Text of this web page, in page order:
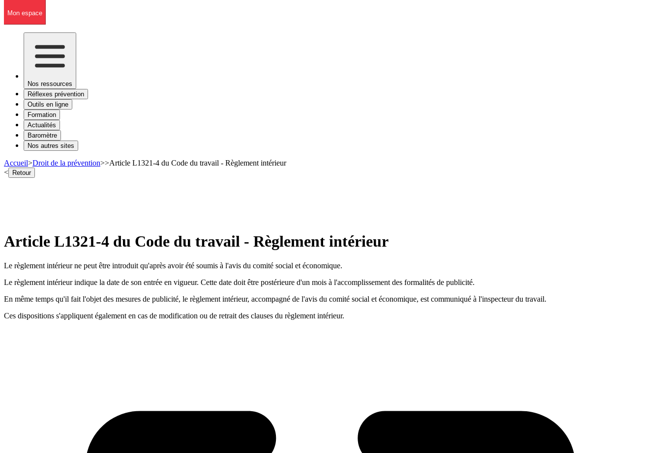
Mon espace
Nos ressources
Réflexes prévention
Outils en ligne
Formation
Actualités
Baromètre
Nos autres sites
Accueil>Droit de la prévention>>Article L1321-4 du Code du travail - Règlement intérieur
< Retour
Article L1321-4 du Code du travail - Règlement intérieur
Le règlement intérieur ne peut être introduit qu'après avoir été soumis à l'avis du comité social et économique.
Le règlement intérieur indique la date de son entrée en vigueur. Cette date doit être postérieure d'un mois à l'accomplissement des formalités de publicité.
En même temps qu'il fait l'objet des mesures de publicité, le règlement intérieur, accompagné de l'avis du comité social et économique, est communiqué à l'inspecteur du travail.
Ces dispositions s'appliquent également en cas de modification ou de retrait des clauses du règlement intérieur.